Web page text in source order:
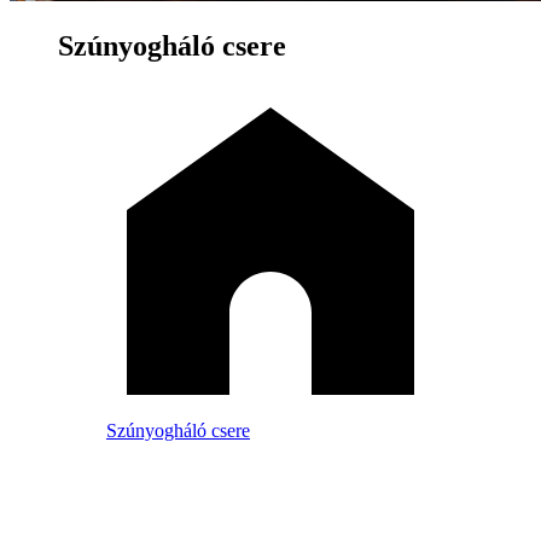
Szúnyogháló csere
Szúnyogháló csere